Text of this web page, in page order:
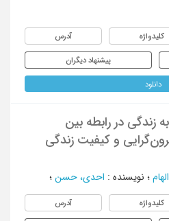
کلیدواژه آدرس
پیشنهاد دیگران
دانلود
زندگی در رابطه بین
و کیفیت زندگی
؛ نویسنده : احدی، حسن ؛
کلیدواژه آدرس